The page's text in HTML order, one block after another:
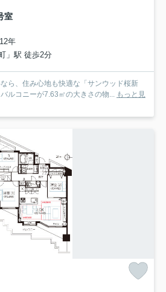
室
年
」駅 徒歩2分
ら、住み心地も快適な「サンウッド桜新
ルコニーが7.63㎡の大きさの物... もっと見